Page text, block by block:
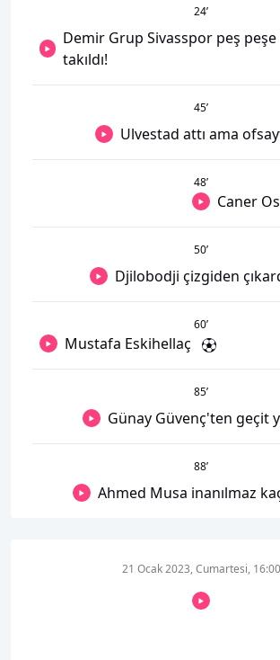
24’
Demir Grup Sivasspor peş
takıldı!
45’
Ulvestad attı ama
48’
Caner
50’
Djilobodji çizgiden
60’
Mustafa Eskihellaç
85’
Günay Güvenç'ten geçit
88’
Ahmed Musa inanılmaz
21 Ocak 2023, Cumartesi, 16:00